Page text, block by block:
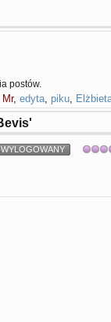
postów.
, edyta, piku,
WYLOGOWANY